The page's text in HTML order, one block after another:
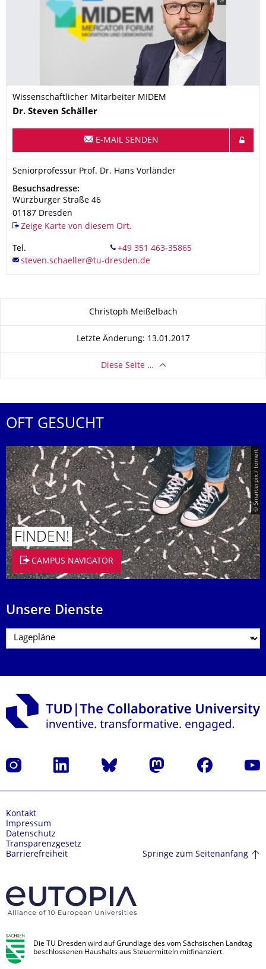
Wissenschaftlicher Mitarbeiter MIDEM
Name
Dr. Steven Schäller
E-MAIL SENDEN
Organisationsname
Seniorprofessur Prof. Dr. Hans Vorländer
Seniorprofessur Prof. Dr. Hans Vorländer
Adresse
Besuchsadresse:
Würzburger Straße 46
01187 Dresden
Zeige Karte von diesem Ort.
Tel.
Zu dieser SeiteChristoph Meißelbach
Letzte Änderung: 13.01.2017
Diese Seite …
OFT GESUCHT
© Smarterpix / tomert
FINDEN!
CAMPUS NAVIGATOR
Unsere Dienste
Instagram LinkedIn Bluesky Mastodon Facebook
Kontakt
Impressum
Datenschutz
Transparenzgesetz
Barrierefreiheit
Springe zum Seitenanfang
Die TU Dresden wird auf Grundlage des vom Sächsischen Landtag
beschlossenen Haushalts aus Steuermitteln mitfinanziert.